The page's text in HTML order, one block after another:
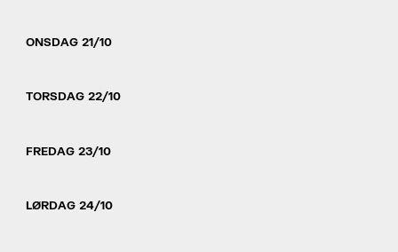
ONSDAG 21/10
TORSDAG 22/10
FREDAG 23/10
LØRDAG 24/10